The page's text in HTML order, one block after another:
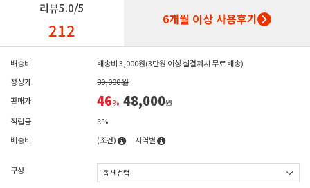
리뷰5.0/5
212 6개월 이상 사용후기
배송비
배송비 3,000원(3만원 이상 실결제시 무료 배송)
정상가
89,000 원
판매가
46% 48,000원
적립금
3%
배송비
(조건) 지역별
구성